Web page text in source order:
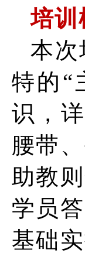
培训
本次
特的“
识，
腰带
助教
学员
基础